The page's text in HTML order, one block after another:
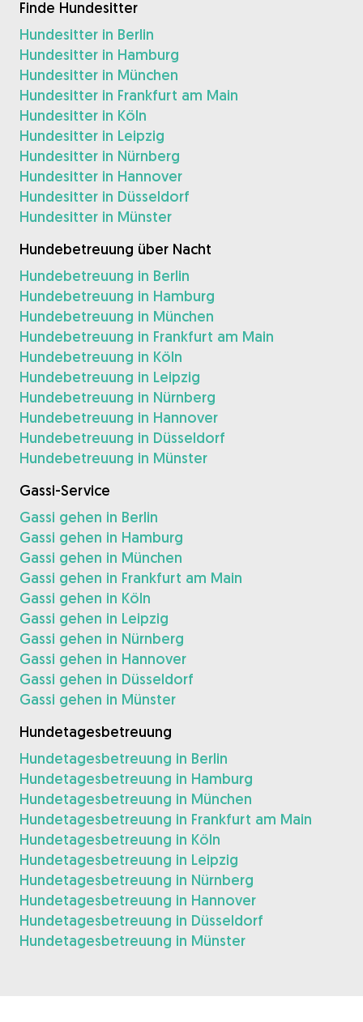
Finde Hundesitter
Hundesitter in Berlin
Hundesitter in Hamburg
Hundesitter in München
Hundesitter in Frankfurt am Main
Hundesitter in Köln
Hundesitter in Leipzig
Hundesitter in Nürnberg
Hundesitter in Hannover
Hundesitter in Düsseldorf
Hundesitter in Münster
Hundebetreuung über Nacht
Hundebetreuung in Berlin
Hundebetreuung in Hamburg
Hundebetreuung in München
Hundebetreuung in Frankfurt am Main
Hundebetreuung in Köln
Hundebetreuung in Leipzig
Hundebetreuung in Nürnberg
Hundebetreuung in Hannover
Hundebetreuung in Düsseldorf
Hundebetreuung in Münster
Gassi-Service
Gassi gehen in Berlin
Gassi gehen in Hamburg
Gassi gehen in München
Gassi gehen in Frankfurt am Main
Gassi gehen in Köln
Gassi gehen in Leipzig
Gassi gehen in Nürnberg
Gassi gehen in Hannover
Gassi gehen in Düsseldorf
Gassi gehen in Münster
Hundetagesbetreuung
Hundetagesbetreuung in Berlin
Hundetagesbetreuung in Hamburg
Hundetagesbetreuung in München
Hundetagesbetreuung in Frankfurt am Main
Hundetagesbetreuung in Köln
Hundetagesbetreuung in Leipzig
Hundetagesbetreuung in Nürnberg
Hundetagesbetreuung in Hannover
Hundetagesbetreuung in Düsseldorf
Hundetagesbetreuung in Münster